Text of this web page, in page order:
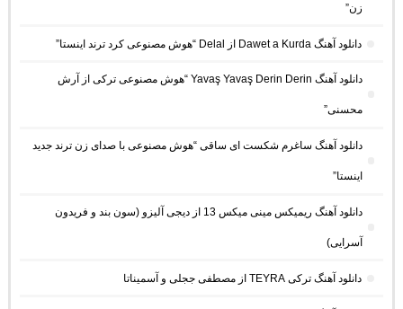
زن”
دانلود آهنگ Dawet a Kurda از Delal “هوش مصنوعی کرد ترند اینستا”
دانلود آهنگ Yavaş Yavaş Derin Derin “هوش مصنوعی ترکی از آرش
محسنی”
دانلود آهنگ ساغرم شکست ای ساقی “هوش مصنوعی با صدای زن ترند جدید
اینستا”
دانلود آهنگ ریمیکس مینی میکس 13 از دیجی آلیزو (سون بند و فریدون
آسرایی)
دانلود آهنگ ترکی TEYRA از مصطفی ججلی و آسمیناتا